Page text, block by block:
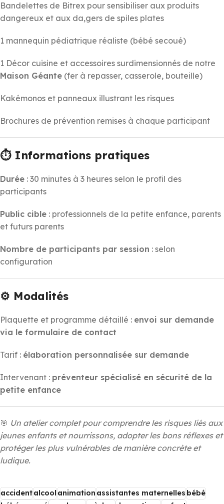
Bandelettes de Bitrex pour sensibiliser aux produits
dangereux et aux da,gers de spiles plates
1 mannequin pédiatrique réaliste (bébé secoué)
1 Décor cuisine et accessoires surdimensionnés de notre
Maison Géante (fer à repasser, casserole, bouteille)
Kakémonos et panneaux illustrant les risques
Brochures de prévention remises à chaque participant
⏱️ Informations pratiques
Durée : 30 minutes à 3 heures selon le profil des
participants
Public cible : professionnels de la petite enfance, parents
et futurs parents
Nombre de participants par session : selon
configuration
⚙️ Modalités
Plaquette et programme détaillé : envoi sur demande
via le formulaire de contact
Tarif : élaboration personnalisée sur demande
Intervenant : préventeur spécialisé en sécurité de la
petite enfance
🎯 Un atelier complet pour comprendre les risques liés aux
jeunes enfants et nourrissons, adopter les bons réflexes et
protéger les plus vulnérables de manière concrète et
ludique.
accidentalcoolanimationassistantes maternellesbébé